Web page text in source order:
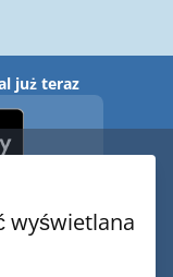
już teraz
wyświetlana